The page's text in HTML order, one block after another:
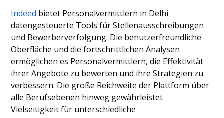
Indeed bietet Personalvermittlern in Delhi
datengesteuerte Tools für Stellenausschreibungen
und Bewerberverfolgung. Die benutzerfreundliche
Oberfläche und die fortschrittlichen Analysen
ermöglichen es Personalvermittlern, die Effektivität
ihrer Angebote zu bewerten und ihre Strategien zu
verbessern. Die große Reichweite der Plattform über
alle Berufsebenen hinweg gewährleistet
Vielseitigkeit für unterschiedliche